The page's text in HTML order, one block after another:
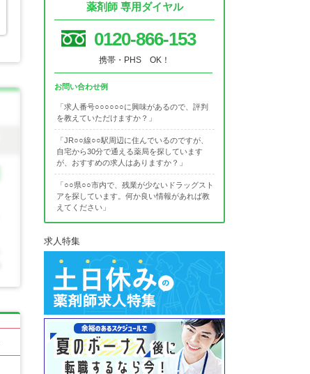
薬剤師 専用ダイヤル
0120-866-153
携帯・PHS OK！
お問い合わせ例
「求人番号○○○○○○に興味があるので、評判
を教えていただけますか？」
「JR○○線○○駅周辺に住んでいるのですが、
自宅から30分で通える薬局を探しています
が、おすすめの求人はありますか？」
「○○県○○市内で、残業が少ないドラッグスト
アを探しています。何か良い情報があれば教
えてください」
求人特集